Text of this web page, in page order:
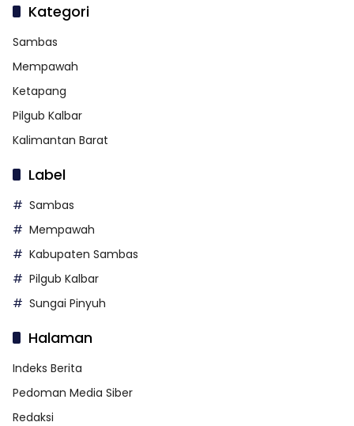
Kategori
Sambas
Mempawah
Ketapang
Pilgub Kalbar
Kalimantan Barat
Label
Sambas
Mempawah
Kabupaten Sambas
Pilgub Kalbar
Sungai Pinyuh
Halaman
Indeks Berita
Pedoman Media Siber
Redaksi